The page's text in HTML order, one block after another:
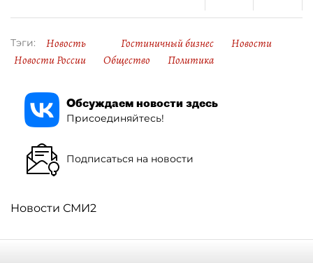
Тэги: Новость Гостиничный бизнес
Новости
Новости России
Общество Политика
Обсуждаем новости здесь
Присоединяйтесь!
Подписаться на новости
Новости СМИ2